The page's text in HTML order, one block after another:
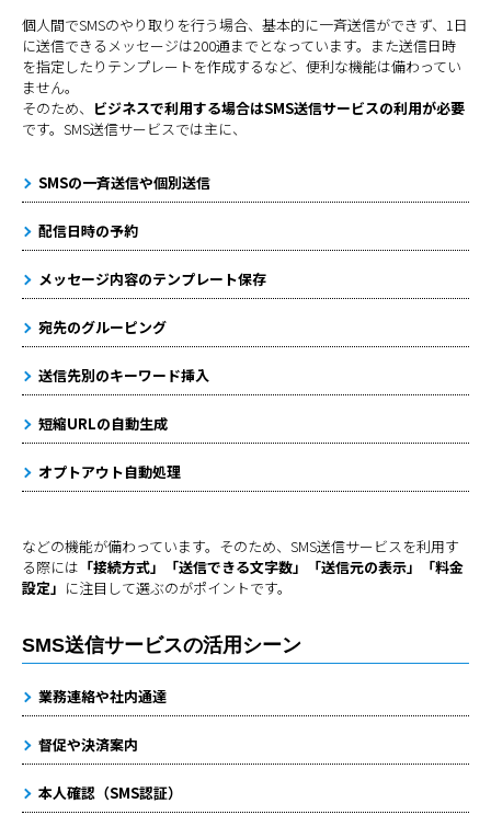
個人間でSMSのやり取りを行う場合、基本的に一斉送信ができず、1日
に送信できるメッセージは200通までとなっています。また送信日時
を指定したりテンプレートを作成するなど、便利な機能は備わってい
ません。
そのため、
ビジネスで利用する場合はSMS送信サービスの利用が必要
です。SMS送信サービスでは主に、
SMSの一斉送信や個別送信
配信日時の予約
メッセージ内容のテンプレート保存
宛先のグルーピング
送信先別のキーワード挿入
短縮URLの自動生成
オプトアウト自動処理
などの機能が備わっています。そのため、SMS送信サービスを利用す
る際には 「接続方式」「送信できる文字数」「送信元の表示」「料金
設定」 に注目して選ぶのがポイントです。
SMS送信サービスの活用シーン
業務連絡や社内通達
督促や決済案内
本人確認（SMS認証）